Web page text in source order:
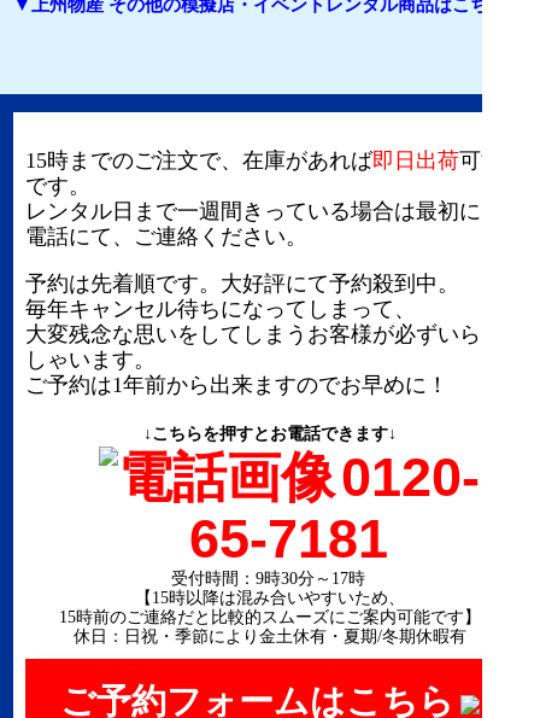
▼上州物産 その他の模擬店・イベントレンタル商品はこちら
15時までのご注文で、在庫があれば即日出荷可能
です。
レンタル日まで一週間きっている場合は最初にお
電話にて、ご連絡ください。
予約は先着順です。大好評にて予約殺到中。
毎年キャンセル待ちになってしまって、
大変残念な思いをしてしまうお客様が必ずいらっ
しゃいます。
ご予約は1年前から出来ますのでお早めに！
ご予約フォームはこちら
↓こちらを押すとお電話できます↓
0120-
65-7181
受付時間：9時30分～17時
【15時以降は混み合いやすいため、
15時前のご連絡だと比較的スムーズにご案内可能です】
休日：日祝・季節により金土休有・夏期/冬期休暇有